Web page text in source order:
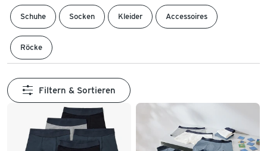
Schuhe Socken Kleider Accessoires
Röcke
Filtern & Sortieren